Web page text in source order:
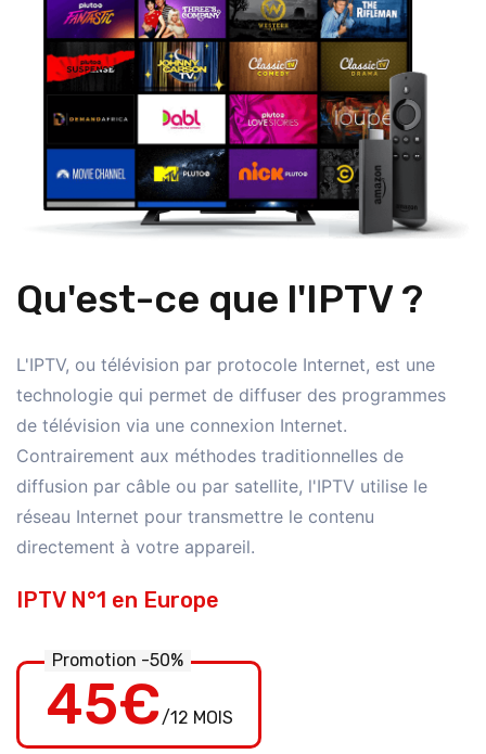
Qu'est-ce que l'IPTV ?
L'IPTV, ou télévision par protocole Internet, est une
technologie qui permet de diffuser des programmes
de télévision via une connexion Internet.
Contrairement aux méthodes traditionnelles de
diffusion par câble ou par satellite, l'IPTV utilise le
réseau Internet pour transmettre le contenu
directement à votre appareil.
IPTV N°1 en Europe
Promotion -50%
45€/12 MOIS